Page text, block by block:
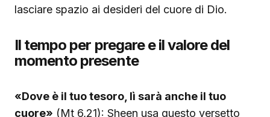
lasciare spazio ai desideri del cuore di Dio.
Il tempo per pregare e il valore del
momento presente
«Dove è il tuo tesoro, lì sarà anche il tuo
cuore» (Mt 6,21): Sheen usa questo versetto